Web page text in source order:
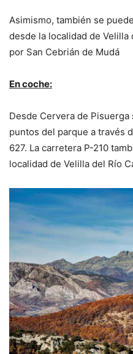
Asimismo, también se
desde la localidad de
por San Cebrián de Mudá
En coche:
Desde Cervera de
puntos del parque a través
627. La carretera P-210
localidad de Velilla del Río